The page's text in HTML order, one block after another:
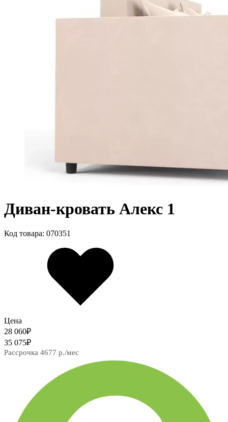
Диван-кровать Алекс 1
Код товара: 070351
Цена
28 060₽
35 075₽
Рассрочка 4677 р./мес